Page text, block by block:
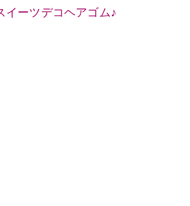
ーツデコヘアゴム♪